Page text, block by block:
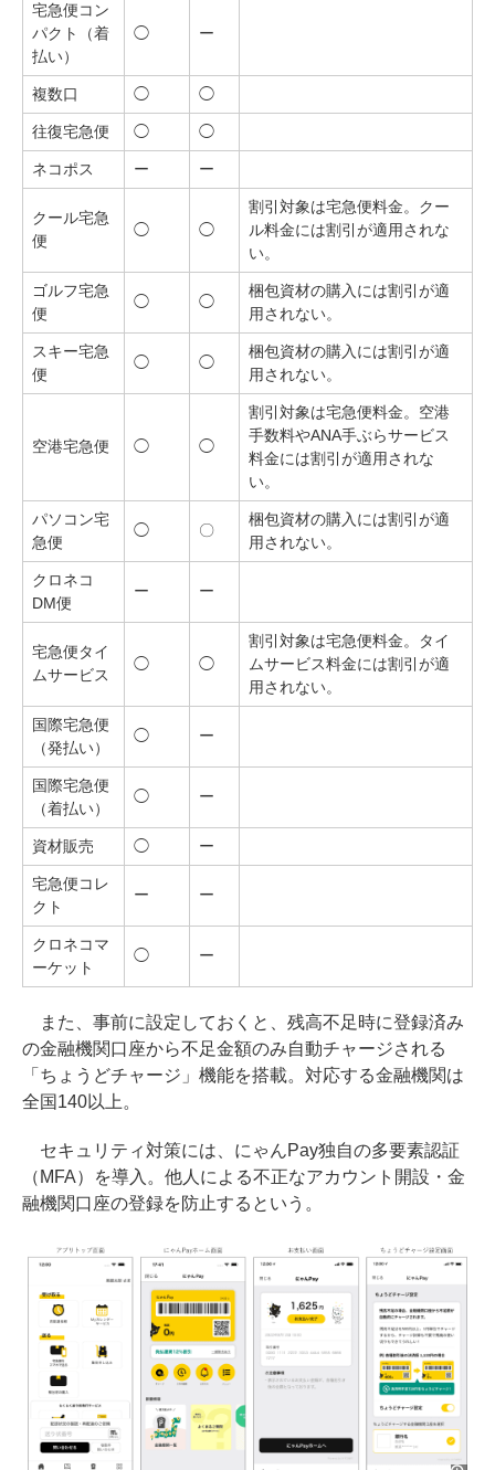
宅急便コン
パクト（着
払い）
◯ ー
複数口 ◯ ◯
往復宅急便 ◯ ◯
ネコポス ー ー
クール宅急
便
◯ ◯
割引対象は宅急便料金。クー
ル料金には割引が適用されな
い。
ゴルフ宅急
便
◯ ◯
梱包資材の購入には割引が適
用されない。
スキー宅急
便
◯ ◯
梱包資材の購入には割引が適
用されない。
空港宅急便 ◯ ◯
割引対象は宅急便料金。空港
手数料やANA手ぶらサービス
料金には割引が適用されな
い。
パソコン宅
急便
◯ 〇
梱包資材の購入には割引が適
用されない。
クロネコ
DM便
ー ー
宅急便タイ
ムサービス
◯ ◯
割引対象は宅急便料金。タイ
ムサービス料金には割引が適
用されない。
国際宅急便
（発払い）
◯ ー
国際宅急便
（着払い）
◯ ー
資材販売 ◯ ー
宅急便コレ
クト
ー ー
クロネコマ
ーケット
◯ ー
また、事前に設定しておくと、残高不足時に登録済み
の金融機関口座から不足金額のみ自動チャージされる
「ちょうどチャージ」機能を搭載。対応する金融機関は
全国140以上。
セキュリティ対策には、にゃんPay独自の多要素認証
（MFA）を導入。他人による不正なアカウント開設・金
融機関口座の登録を防止するという。